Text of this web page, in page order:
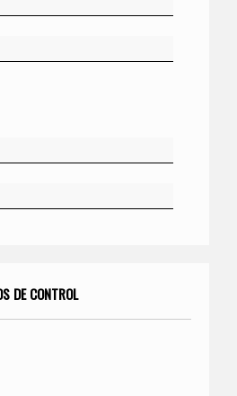
DE CONTROL